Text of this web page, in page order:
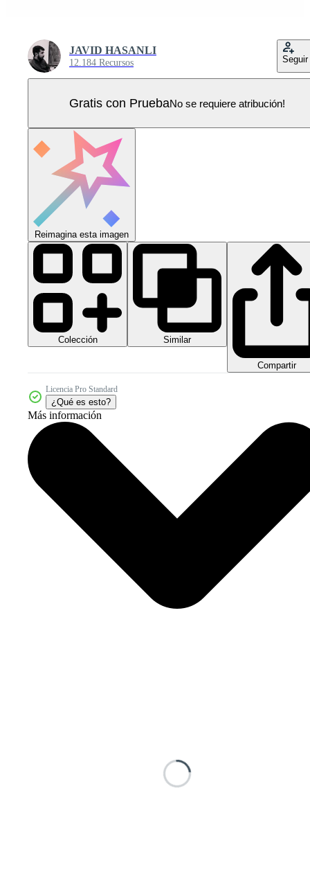
JAVID HASANLI
12.184 Recursos Seguir
Gratis con PruebaNo se requiere atribución!
Reimagina esta imagen
Colección Similar
Compartir
Licencia Pro Standard
¿Qué es esto?
Más información